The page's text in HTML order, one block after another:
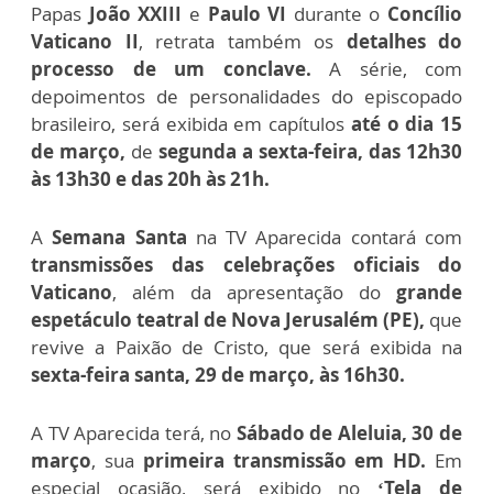
Papas João XXIII e Paulo VI durante o Concílio
Vaticano II, retrata também os detalhes do
processo de um conclave. A série, com
depoimentos de personalidades do episcopado
brasileiro, será exibida em capítulos até o dia 15
de março, de segunda a sexta-feira, das 12h30
às 13h30 e das 20h às 21h.
ASemana Santa na TV Aparecida contará com
transmissões das celebrações oficiais do
Vaticano, além da apresentação do grande
espetáculo teatral de Nova Jerusalém (PE), que
revive a Paixão de Cristo, que será exibida na
sexta-feira santa, 29 de março, às 16h30.
A TV Aparecida terá, no Sábado de Aleluia, 30 de
março, sua primeira transmissão em HD. Em
especial ocasião, será exibido no ‘Tela de